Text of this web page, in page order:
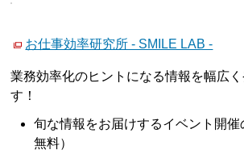
お仕事効率研究所 - SMILE LAB -
業務効率化のヒントになる情報を幅広
す！
旬な情報をお届けするイベント開
無料）